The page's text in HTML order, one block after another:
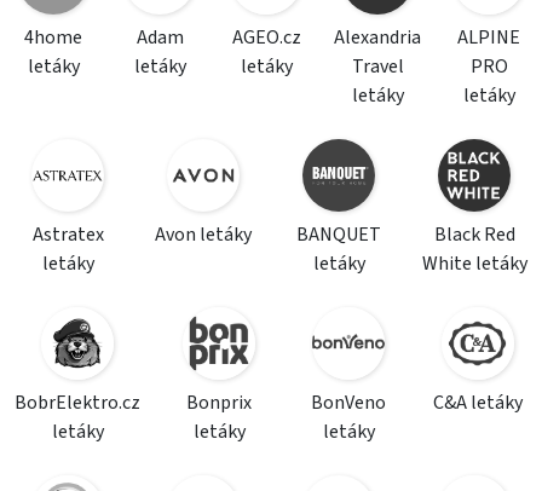
4home
letáky
Adam
letáky
AGEO.cz
letáky
Alexandria
Travel
letáky
ALPINE
PRO
letáky
Astratex
letáky
Avon letáky
BANQUET
letáky
Black Red
White letáky
BobrElektro.cz
letáky
Bonprix
letáky
BonVeno
letáky
C&A letáky